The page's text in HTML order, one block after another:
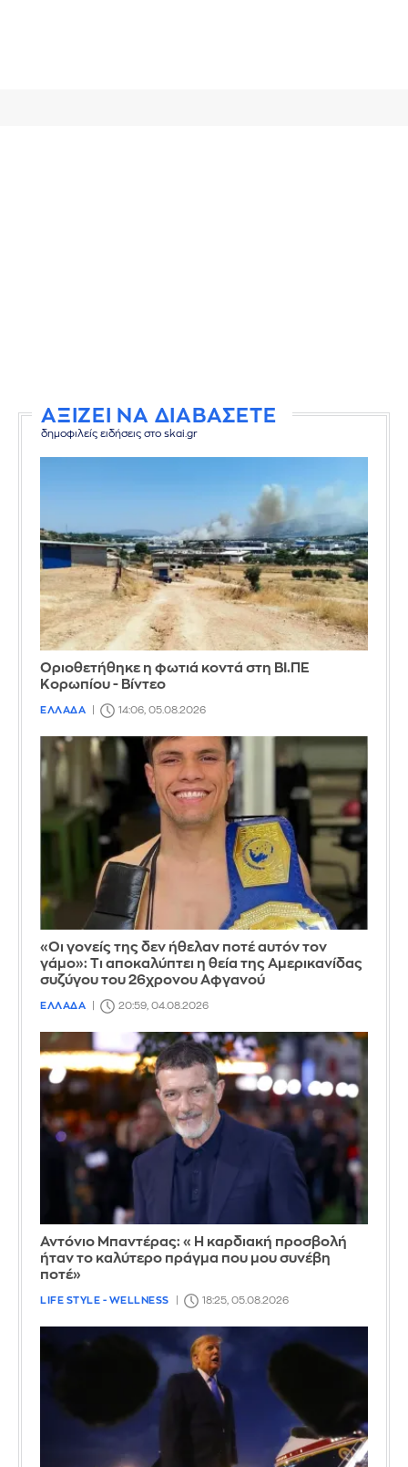
ΑΞΙΖΕΙ ΝΑ ΔΙΑΒΑΣΕΤΕ
δημοφιλείς ειδήσεις στο skai.gr
Οριοθετήθηκε η φωτιά κοντά στη ΒΙ.ΠΕ
Κορωπίου - Βίντεο
ΕΛΛΑΔΑ 14:06, 05.08.2026
«Οι γονείς της δεν ήθελαν ποτέ αυτόν τον
γάμο»: Τι αποκαλύπτει η θεία της Αμερικανίδας
συζύγου του 26χρονου Αφγανού
ΕΛΛΑΔΑ 20:59, 04.08.2026
Αντόνιο Μπαντέρας: «Η καρδιακή προσβολή
ήταν το καλύτερο πράγμα που μου συνέβη
ποτέ»
LIFE STYLE - WELLNESS 18:25, 05.08.2026